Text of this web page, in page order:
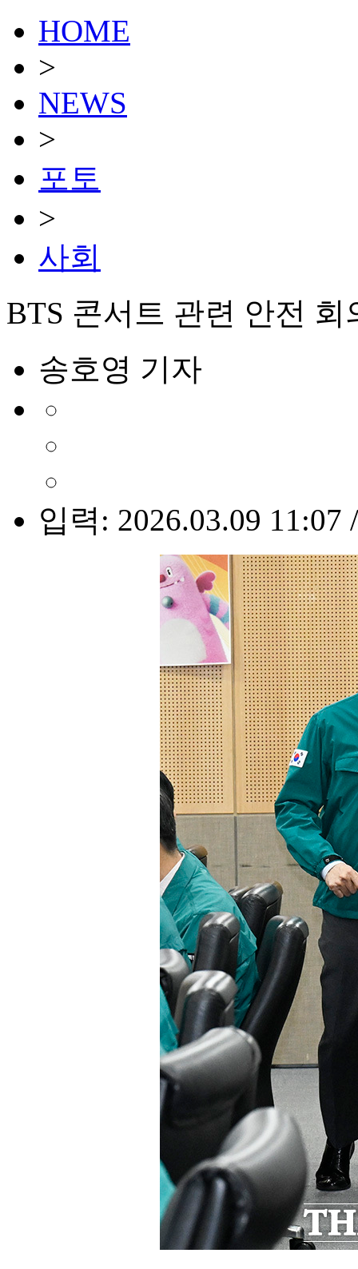
HOME
>
NEWS
>
포토
>
사회
BTS 콘서트 관련 안전
송호영 기자
입력: 2026.03.09 11:07